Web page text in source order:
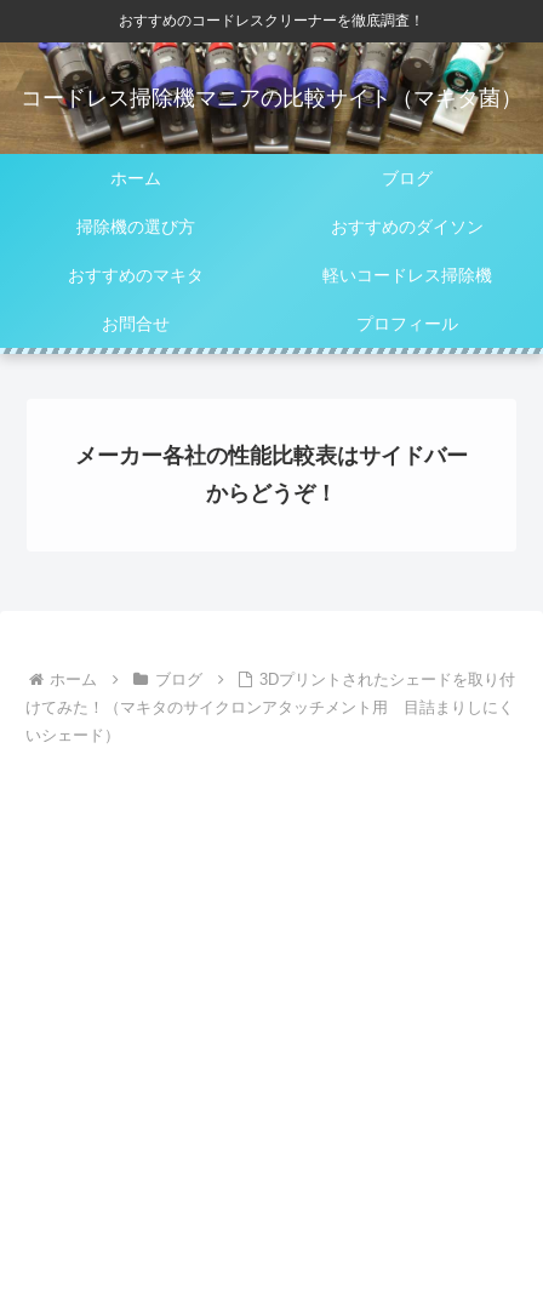
おすすめのコードレスクリーナーを徹底調査！
コードレス掃除機マニアの比較サイト（マキタ菌）
ホーム ブログ
掃除機の選び方 おすすめのダイソン
おすすめのマキタ 軽いコードレス掃除機
お問合せ プロフィール
メーカー各社の性能比較表はサイドバー
からどうぞ！
ホーム ブログ
3Dプリントされたシェードを取り付
けてみた！（マキタのサイクロンアタッチメント用 目詰まりしにく
いシェード）